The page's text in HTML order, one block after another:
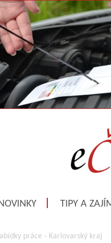
NOVINKY TIPY A
práce - Karlovarský kraj